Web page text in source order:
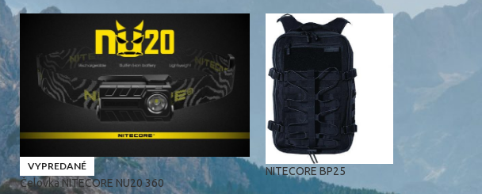
VYPREDANÉ
Čelovka NITECORE NU20 360
NITECORE BP25